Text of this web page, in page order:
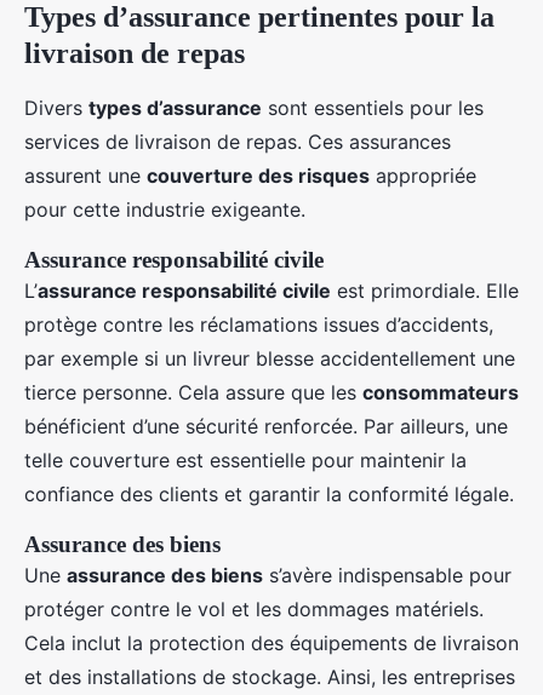
Types d’assurance pertinentes pour la
livraison de repas
Divers types d’assurance sont essentiels pour les
services de livraison de repas. Ces assurances
assurent une couverture des risques appropriée
pour cette industrie exigeante.
Assurance responsabilité civile
L’assurance responsabilité civile est primordiale. Elle
protège contre les réclamations issues d’accidents,
par exemple si un livreur blesse accidentellement une
tierce personne. Cela assure que les consommateurs
bénéficient d’une sécurité renforcée. Par ailleurs, une
telle couverture est essentielle pour maintenir la
confiance des clients et garantir la conformité légale.
Assurance des biens
Une assurance des biens s’avère indispensable pour
protéger contre le vol et les dommages matériels.
Cela inclut la protection des équipements de livraison
et des installations de stockage. Ainsi, les entreprises